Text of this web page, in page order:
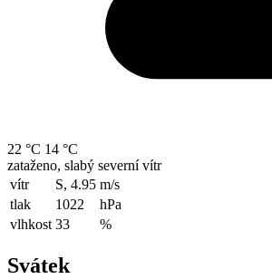
22 °C 14 °C
zataženo, slabý severní vítr
vítr
S, 4.95 m/s
tlak
1022
hPa
vlhkost 33 %
Svátek